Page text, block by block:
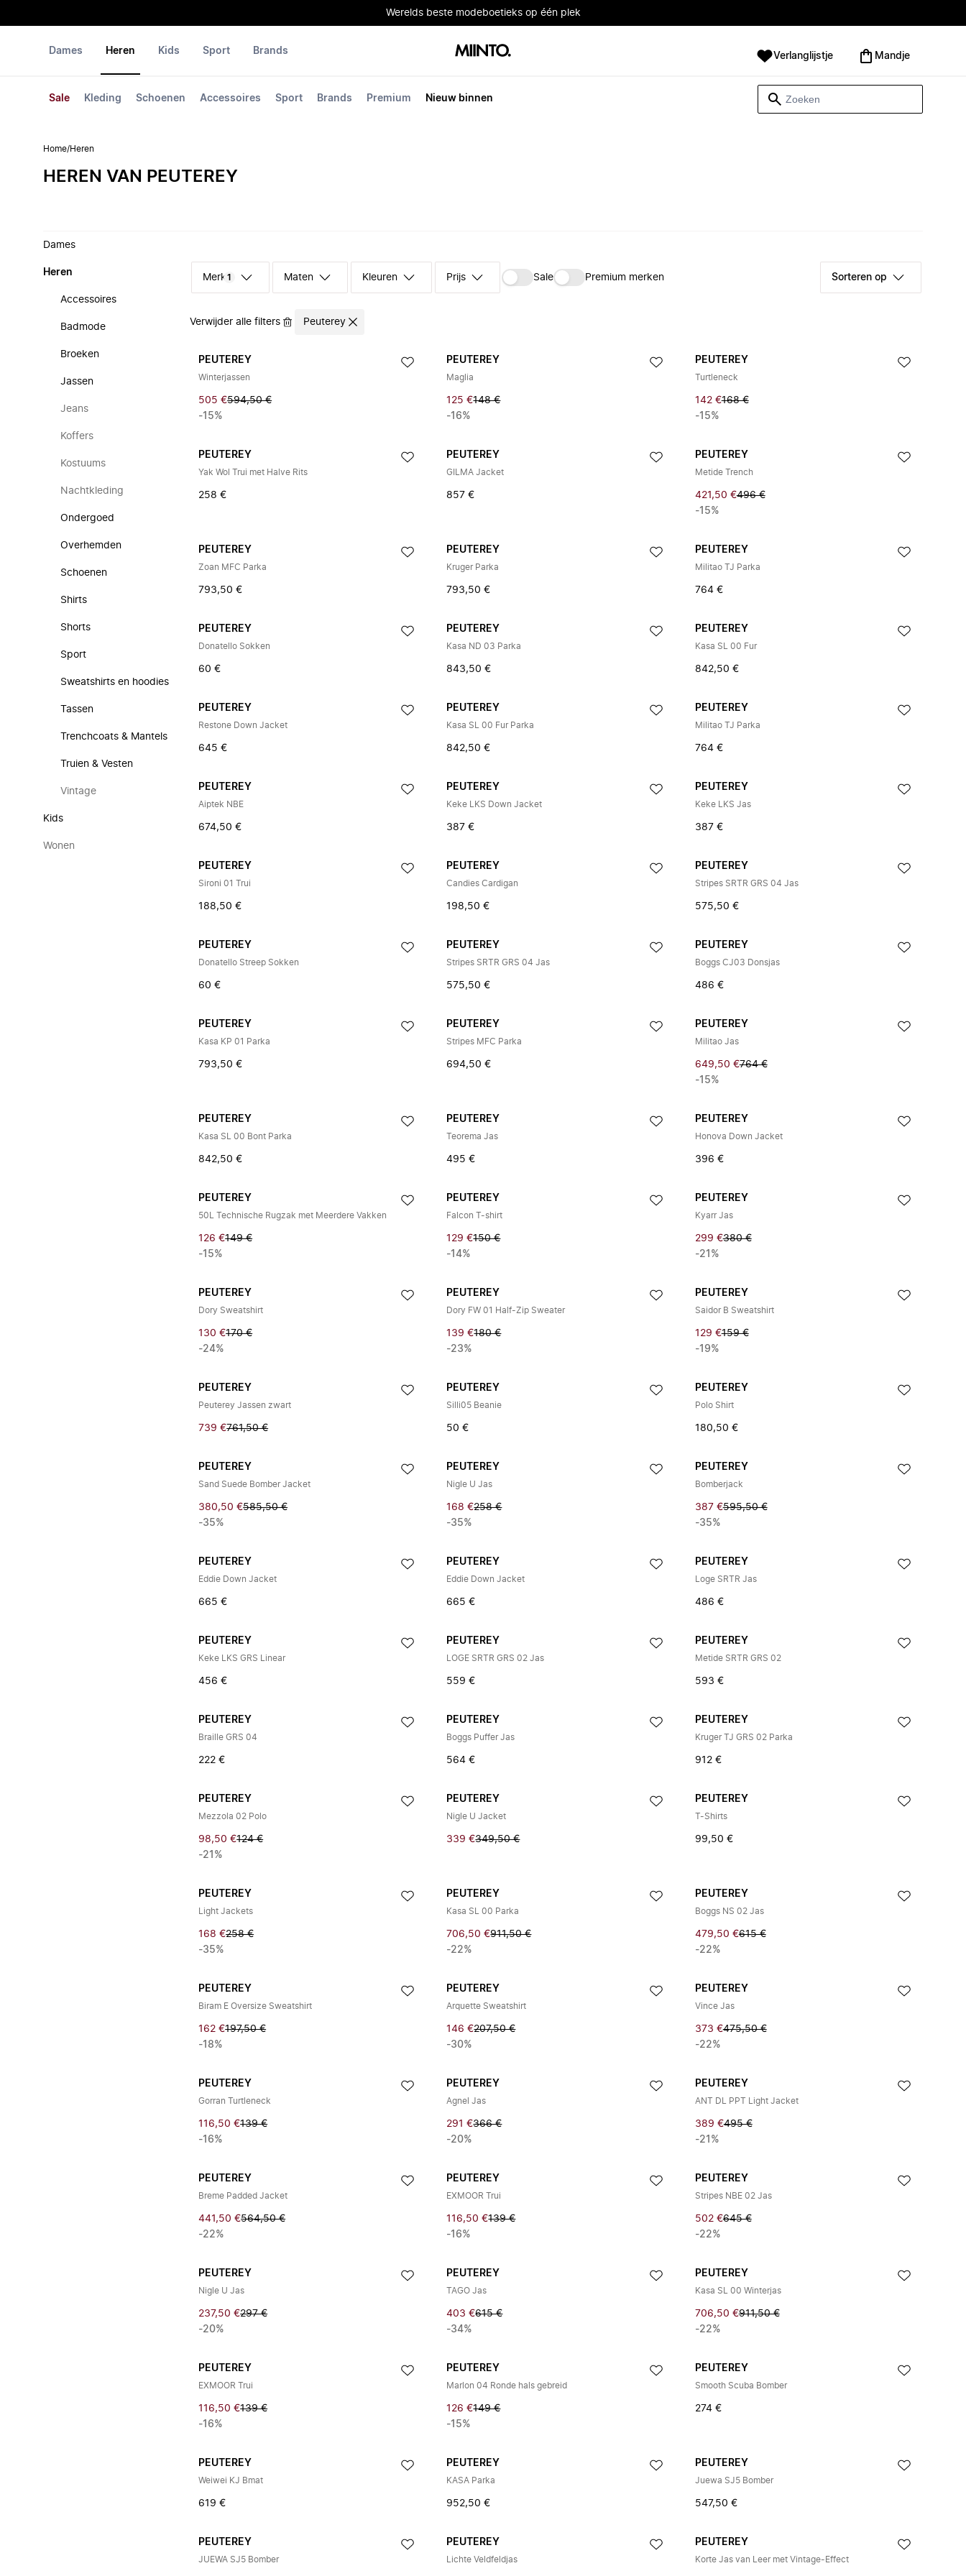
Werelds beste modeboetieks op één plek
Dames Heren
Sale Kleding Schoenen Accessoires Sport Brands Premium Nieuw binnen
Kids Sport Brands Verlanglijstje Mandje
Home/Heren
HEREN VAN PEUTEREY
Dames
Heren
Accessoires
Badmode
Broeken
Jassen
Jeans
Koffers
Kostuums
Nachtkleding
Ondergoed
Overhemden
Schoenen
Shirts
Shorts
Sport
Sweatshirts en hoodies
Tassen
Trenchcoats & Mantels
Truien & Vesten
Vintage
Kids
Wonen
Merk 1 Maten Kleuren Prijs Sale Premium merken Sorteren op
Verwijder alle filters Peuterey
PEUTEREY
Winterjassen
505 €594,50 €
-15%
PEUTEREY
Maglia
125 €148 €
-16%
PEUTEREY
Turtleneck
142 €168 €
-15%
PEUTEREY
Yak Wol Trui met Halve Rits
258 €
PEUTEREY
GILMA Jacket
857 €
PEUTEREY
Metide Trench
421,50 €496 €
-15%
PEUTEREY
Zoan MFC Parka
793,50 €
PEUTEREY
Kruger Parka
793,50 €
PEUTEREY
Militao TJ Parka
764 €
PEUTEREY
Donatello Sokken
60 €
PEUTEREY
Kasa ND 03 Parka
843,50 €
PEUTEREY
Kasa SL 00 Fur
842,50 €
PEUTEREY
Restone Down Jacket
645 €
PEUTEREY
Kasa SL 00 Fur Parka
842,50 €
PEUTEREY
Militao TJ Parka
764 €
PEUTEREY
Aiptek NBE
674,50 €
PEUTEREY
Keke LKS Down Jacket
387 €
PEUTEREY
Keke LKS Jas
387 €
PEUTEREY
Sironi 01 Trui
188,50 €
PEUTEREY
Candies Cardigan
198,50 €
PEUTEREY
Stripes SRTR GRS 04 Jas
575,50 €
PEUTEREY
Donatello Streep Sokken
60 €
PEUTEREY
Stripes SRTR GRS 04 Jas
575,50 €
PEUTEREY
Boggs CJ03 Donsjas
486 €
PEUTEREY
Kasa KP 01 Parka
793,50 €
PEUTEREY
Stripes MFC Parka
694,50 €
PEUTEREY
Militao Jas
649,50 €764 €
-15%
PEUTEREY
Kasa SL 00 Bont Parka
842,50 €
PEUTEREY
Teorema Jas
495 €
PEUTEREY
Honova Down Jacket
396 €
PEUTEREY
50L Technische Rugzak met Meerdere Vakken
126 €149 €
-15%
PEUTEREY
Falcon T-shirt
129 €150 €
-14%
PEUTEREY
Kyarr Jas
299 €380 €
-21%
PEUTEREY
Dory Sweatshirt
130 €170 €
-24%
PEUTEREY
Dory FW 01 Half-Zip Sweater
139 €180 €
-23%
PEUTEREY
Saidor B Sweatshirt
129 €159 €
-19%
PEUTEREY
Peuterey Jassen zwart
739 €761,50 €
PEUTEREY
Silli05 Beanie
50 €
PEUTEREY
Polo Shirt
180,50 €
PEUTEREY
Sand Suede Bomber Jacket
380,50 €585,50 €
-35%
PEUTEREY
Nigle U Jas
168 €258 €
-35%
PEUTEREY
Bomberjack
387 €595,50 €
-35%
PEUTEREY
Eddie Down Jacket
665 €
PEUTEREY
Eddie Down Jacket
665 €
PEUTEREY
Loge SRTR Jas
486 €
PEUTEREY
Keke LKS GRS Linear
456 €
PEUTEREY
LOGE SRTR GRS 02 Jas
559 €
PEUTEREY
Metide SRTR GRS 02
593 €
PEUTEREY
Braille GRS 04
222 €
PEUTEREY
Boggs Puffer Jas
564 €
PEUTEREY
Kruger TJ GRS 02 Parka
912 €
PEUTEREY
Mezzola 02 Polo
98,50 €124 €
-21%
PEUTEREY
Nigle U Jacket
339 €349,50 €
PEUTEREY
T-Shirts
99,50 €
PEUTEREY
Light Jackets
168 €258 €
-35%
PEUTEREY
Kasa SL 00 Parka
706,50 €911,50 €
-22%
PEUTEREY
Boggs NS 02 Jas
479,50 €615 €
-22%
PEUTEREY
Biram E Oversize Sweatshirt
162 €197,50 €
-18%
PEUTEREY
Arquette Sweatshirt
146 €207,50 €
-30%
PEUTEREY
Vince Jas
373 €475,50 €
-22%
PEUTEREY
Gorran Turtleneck
116,50 €139 €
-16%
PEUTEREY
Agnel Jas
291 €366 €
-20%
PEUTEREY
ANT DL PPT Light Jacket
389 €495 €
-21%
PEUTEREY
Breme Padded Jacket
441,50 €564,50 €
-22%
PEUTEREY
EXMOOR Trui
116,50 €139 €
-16%
PEUTEREY
Stripes NBE 02 Jas
502 €645 €
-22%
PEUTEREY
Nigle U Jas
237,50 €297 €
-20%
PEUTEREY
TAGO Jas
403 €615 €
-34%
PEUTEREY
Kasa SL 00 Winterjas
706,50 €911,50 €
-22%
PEUTEREY
EXMOOR Trui
116,50 €139 €
-16%
PEUTEREY
Marlon 04 Ronde hals gebreid
126 €149 €
-15%
PEUTEREY
Smooth Scuba Bomber
274 €
PEUTEREY
Weiwei KJ Bmat
619 €
PEUTEREY
KASA Parka
952,50 €
PEUTEREY
Juewa SJ5 Bomber
547,50 €
PEUTEREY
JUEWA SJ5 Bomber
PEUTEREY
Lichte Veldfeldjas
PEUTEREY
Korte Jas van Leer met Vintage-Effect